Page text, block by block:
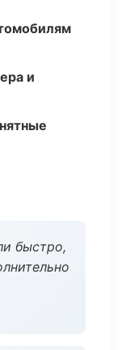
и
быстро,